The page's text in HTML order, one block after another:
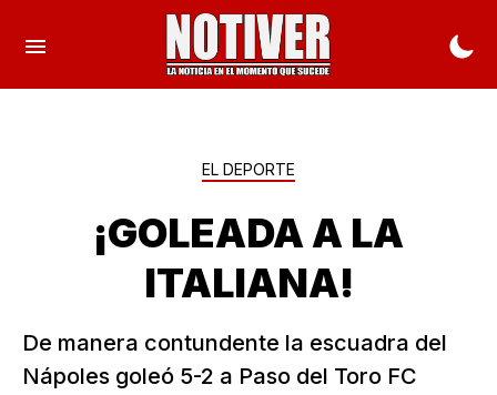
EL DEPORTE
¡GOLEADA A LA
ITALIANA!
De manera contundente la escuadra del
Nápoles goleó 5-2 a Paso del Toro FC